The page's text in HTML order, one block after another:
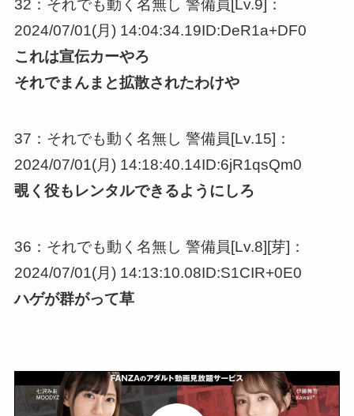
32：それでも動く名無し 警備員[Lv.9]：
2024/07/01(月) 14:04:34.19ID:DeR1a+DF0
これは宣伝カーやろ
それでまんまと拡散されたわけや
37：それでも動く名無し 警備員[Lv.15]：
2024/07/01(月) 14:18:40.14ID:6jR1qsQm0
覗く役もレンタルできるようにしろ
36：それでも動く名無し 警備員[Lv.8][芽]：
2024/07/01(月) 14:13:10.08ID:S1CIR+0E0
ハゲが群がって草